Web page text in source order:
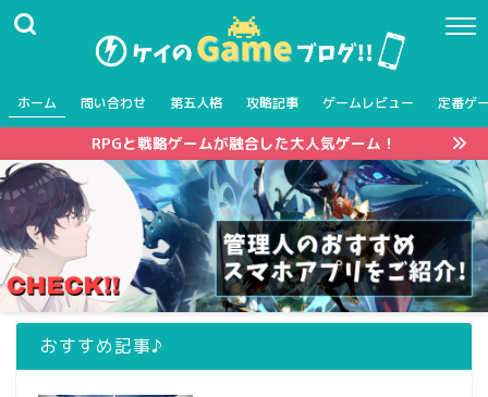
ホーム 問い合わせ 第五人格 攻略記事 ゲームレビュー 定番ゲ
RPGと戦略ゲームが融合した大人気ゲーム！
おすすめ記事♪